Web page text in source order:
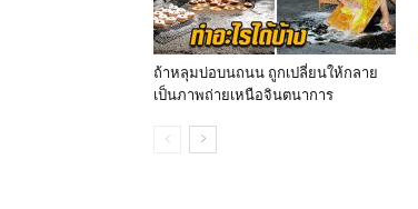
ถ้าหลุมบ่อบนถนน ถูกเปลี่ยนให้กลาย
เป็นภาพถ่ายเหนือจินตนาการ